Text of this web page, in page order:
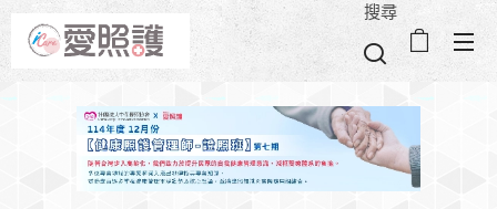
搜尋